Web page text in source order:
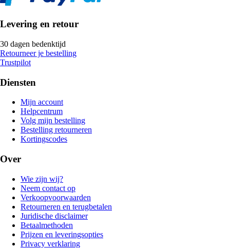
Levering en retour
30 dagen bedenktijd
Retourneer je bestelling
Trustpilot
Diensten
Mijn account
Helpcentrum
Volg mijn bestelling
Bestelling retourneren
Kortingscodes
Over
Wie zijn wij?
Neem contact op
Verkoopvoorwaarden
Retourneren en terugbetalen
Juridische disclaimer
Betaalmethoden
Prijzen en leveringsopties
Privacy verklaring